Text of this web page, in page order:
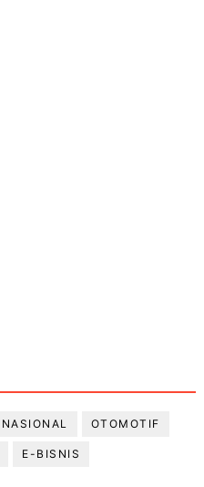
NASIONAL OTOMOTIF
E-BISNIS